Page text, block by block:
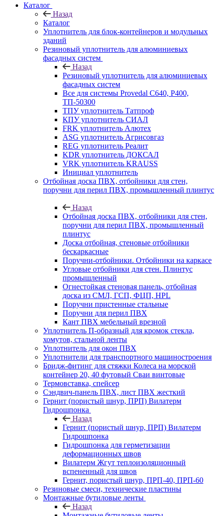
Каталог
Назад
Каталог
Уплотнитель для блок-контейнеров и модульных
зданий
Резиновый уплотнитель для алюминиевых
фасадных систем
Назад
Резиновый уплотнитель для алюминиевых
фасадных систем
Все для системы Provedal С640, Р400,
ТП-50300
ТПУ уплотнитель Татпроф
КПУ уплотнитель СИАЛ
FRK уплотнитель Алютех
ASG уплотнитель Агрисовгаз
REG уплотнитель Реалит
KDR уплотнитель ДОКСАЛ
VRK уплотнитель KRAUSS
Инициал уплотнитель
Отбойная доска ПВХ, отбойники для стен,
поручни для перил ПВХ, промышленный плинтус
Назад
Отбойная доска ПВХ, отбойники для стен,
поручни для перил ПВХ, промышленный
плинтус
Доска отбойная, стеновые отбойники
бескаркасные
Поручни-отбойники. Отбойники на каркасе
Угловые отбойники для стен. Плинтус
промышленный
Огнестойкая стеновая панель, отбойная
доска из СМЛ, ГСП, ФЦП, HPL
Поручни пристенные стальные
Поручни для перил ПВХ
Кант ПВХ мебельный врезной
Уплотнитель П-образный для кромок стекла,
хомутов, стальной ленты
Уплотнитель для окон ПВХ
Уплотнители для транспортного машиностроения
Бридж-фитинг для стяжки Колеса на морской
контейнер 20, 40 футовый Сваи винтовые
Термовставка, спейсер
Сэндвич-панель ПВХ, лист ПВХ жесткий
Гернит (пористый шнур, ПРП) Вилатерм
Гидрошпонка
Назад
Гернит (пористый шнур, ПРП) Вилатерм
Гидрошпонка
Гидрошпонка для герметизации
деформационных швов
Вилатерм Жгут теплоизоляционный
вспененный для швов
Гернит, пористый шнур, ПРП-40, ПРП-60
Резиновые смеси, технические пластины
Монтажные бутиловые ленты
Назад